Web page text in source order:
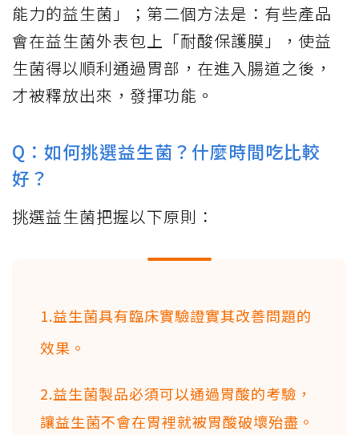
能力的益生菌」；第二個方法是：有些產品
會在益生菌外表包上「耐酸保護膜」，使益
生菌得以順利通過胃部，在進入腸道之後，
才被釋放出來，發揮功能。
Q：如何挑選益生菌？什麼時間吃比較
好？
挑選益生菌把握以下原則：
1.益生菌具有臨床實驗證實其改善問題的
效果。
2.益生菌製品必須可以通過胃酸的考驗，
讓益生菌不會在胃裡就被胃酸破壞殆盡。